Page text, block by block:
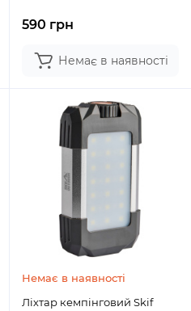
590 грн
Немає в наявності
Немає в наявності
Ліхтар кемпінговий Skif